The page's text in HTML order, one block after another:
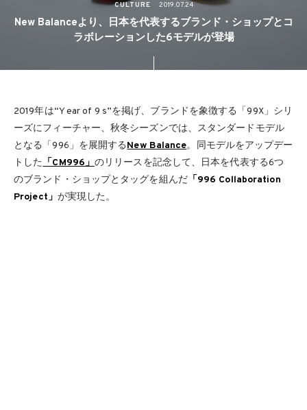
CULTURE 2019.07.24
New Balanceより、日本を代表するブランド・ショップとコ
ラボレーションした6モデルが登場
2019年は“Y ear of 9 s”を掲げ、ブランドを象徴する「99X」シリ
ーズにフィーチャー、秋冬シーズンでは、スタンダードモデル
となる「996」を展開するNew Balance。同モデルをアップデー
トした 「CM996」のリリースを記念して、日本を代表する6つ
のブランド・ショップとタッグを組んだ「996 Collaboration
Project」 が実現した。